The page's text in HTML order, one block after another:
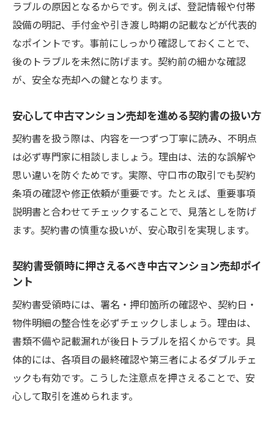
中古マンション売却でリスクを避けるポイ
ント
中古マンション売却時に注意すべきトラブ
ル事例
中古マンション売却の落とし穴と対策を紹
介
中古マンション売却を安心して進めるため
の準備
トラブルのない中古マンション売却を叶え
る秘訣
中古マンション売却成功のためのポイント
中古マンション売却で安心感を得る工夫と
中古マンション売却をスムーズに運ぶコツ
を紹介
中古マンション売却で不安を解消する具体
策
ラブルの原因となるからです。例えば、登記情報や付帯
設備の明記、手付金や引き渡し時期の記載などが代表的
なポイントです。事前にしっかり確認しておくことで、
後のトラブルを未然に防げます。契約前の細かな確認
が、安全な売却への鍵となります。
安心して中古マンション売却を進める契約書の扱い方
契約書を扱う際は、内容を一つずつ丁寧に読み、不明点
は必ず専門家に相談しましょう。理由は、法的な誤解や
思い違いを防ぐためです。実際、守口市の取引でも契約
条項の確認や修正依頼が重要です。たとえば、重要事項
説明書と合わせてチェックすることで、見落としを防げ
ます。契約書の慎重な扱いが、安心取引を実現します。
契約書受領時に押さえるべき中古マンション売却ポイ
ント
契約書受領時には、署名・押印箇所の確認や、契約日・
物件明細の整合性を必ずチェックしましょう。理由は、
書類不備や記載漏れが後日トラブルを招くからです。具
体的には、各項目の最終確認や第三者によるダブルチェ
ックも有効です。こうした注意点を押さえることで、安
心して取引を進められます。